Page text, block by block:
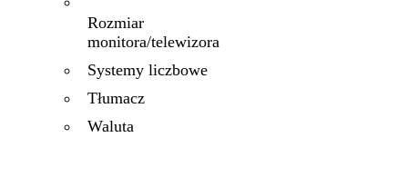
Rozmiar
monitora/telewizora
Systemy liczbowe
Tłumacz
Waluta